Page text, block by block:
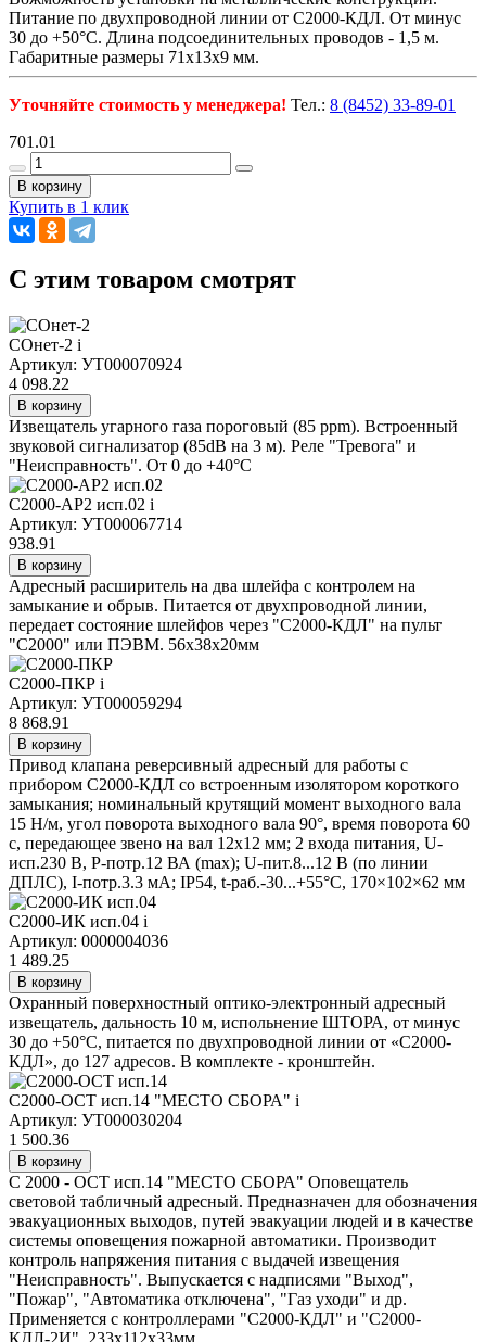
Питание по двухпроводной линии от С2000-КДЛ. От минус
30 до +50°С. Длина подсоединительных проводов - 1,5 м.
Габаритные размеры 71х13х9 мм.
Уточняйте стоимость у менеджера! Тел.: 8 (8452) 33-89-01
701.01
В корзину
Купить в 1 клик
C этим товаром смотрят
СОнет-2 i
Артикул: УТ000070924
4 098.22
В корзину
Извещатель угарного газа пороговый (85 ppm). Встроенный
звуковой сигнализатор (85dB на 3 м). Реле "Тревога" и
"Неисправность". От 0 до +40°С
С2000-АР2 исп.02 i
Артикул: УТ000067714
938.91
В корзину
Адресный расширитель на два шлейфа с контролем на
замыкание и обрыв. Питается от двухпроводной линии,
передает состояние шлейфов через "С2000-КДЛ" на пульт
"С2000" или ПЭВМ. 56х38х20мм
С2000-ПКР i
Артикул: УТ000059294
8 868.91
В корзину
Привод клапана реверсивный адресный для работы с
прибором С2000-КДЛ со встроенным изолятором короткого
замыкания; номинальный крутящий момент выходного вала
15 Н/м, угол поворота выходного вала 90°, время поворота 60
с, передающее звено на вал 12х12 мм; 2 входа питания, U-
исп.230 В, P-потр.12 ВА (max); U-пит.8...12 В (по линии
ДПЛС), I-потр.3.3 мА; IP54, t-раб.-30...+55°С, 170×102×62 мм
С2000-ИК исп.04 i
Артикул: 0000004036
1 489.25
В корзину
Охранный поверхностный оптико-электронный адресный
извещатель, дальность 10 м, испольнение ШТОРА, от минус
30 до +50°С, питается по двухпроводной линии от «С2000-
КДЛ», до 127 адресов. В комплекте - кронштейн.
С2000-ОСТ исп.14 "МЕСТО СБОРА" i
Артикул: УТ000030204
1 500.36
В корзину
С 2000 - ОСТ исп.14 "МЕСТО СБОРА" Оповещатель
световой табличный адресный. Предназначен для обозначения
эвакуационных выходов, путей эвакуации людей и в качестве
системы оповещения пожарной автоматики. Производит
контроль напряжения питания с выдачей извещения
"Неисправность". Выпускается с надписями "Выход",
"Пожар", "Автоматика отключена", "Газ уходи" и др.
Применяется с контроллерами "С2000-КДЛ" и "С2000-
КДЛ-2И". 233х112х33мм.